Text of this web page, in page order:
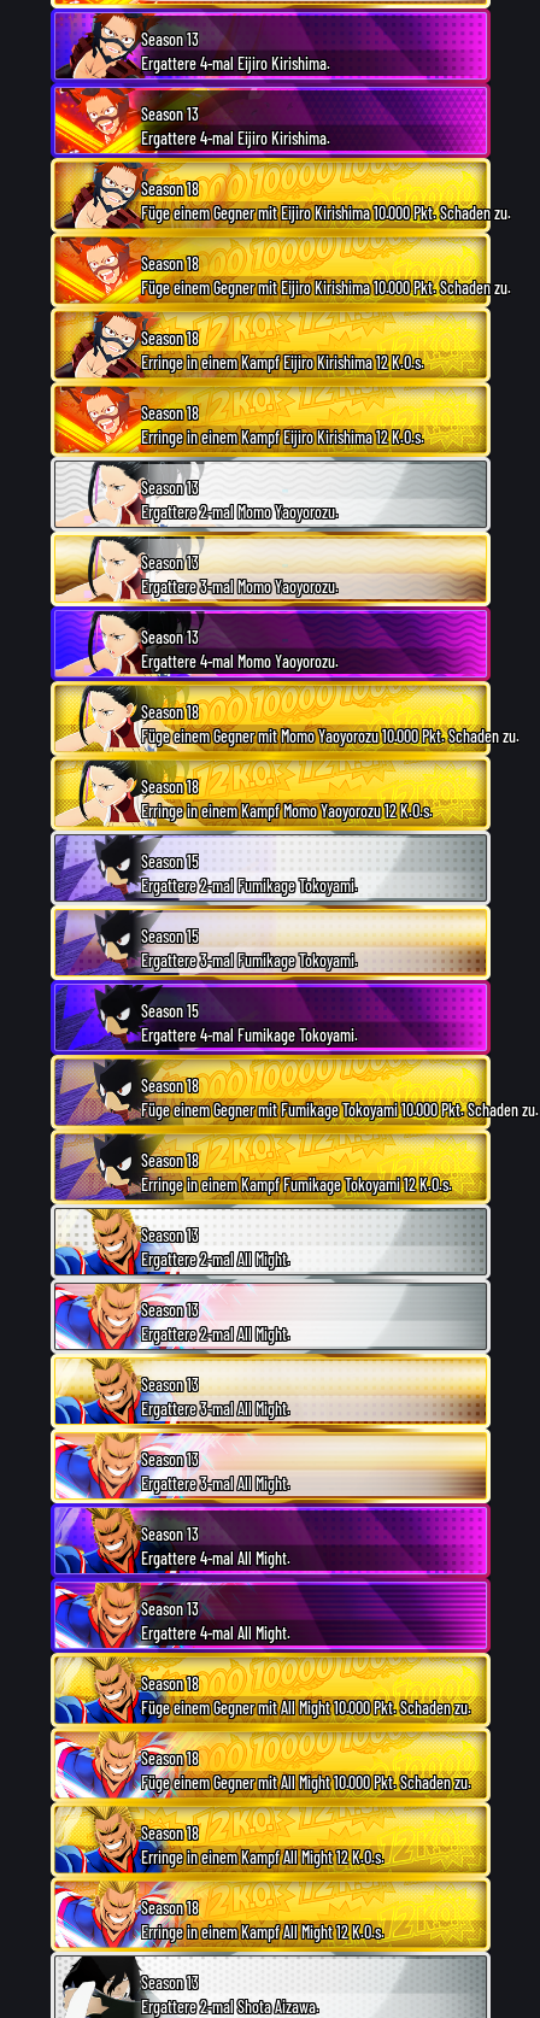
Season 13
Ergattere 4-mal Eijiro Kirishima.
Season 13
Ergattere 4-mal Eijiro Kirishima.
Season 18
Füge einem Gegner mit Eijiro Kirishima 10.000 Pkt. Schaden zu.
Season 18
Füge einem Gegner mit Eijiro Kirishima 10.000 Pkt. Schaden zu.
Season 18
Erringe in einem Kampf Eijiro Kirishima 12 K.O.s.
Season 18
Erringe in einem Kampf Eijiro Kirishima 12 K.O.s.
Season 13
Ergattere 2-mal Momo Yaoyorozu.
Season 13
Ergattere 3-mal Momo Yaoyorozu.
Season 13
Ergattere 4-mal Momo Yaoyorozu.
Season 18
Füge einem Gegner mit Momo Yaoyorozu 10.000 Pkt. Schaden zu.
Season 18
Erringe in einem Kampf Momo Yaoyorozu 12 K.O.s.
Season 15
Ergattere 2-mal Fumikage Tokoyami.
Season 15
Ergattere 3-mal Fumikage Tokoyami.
Season 15
Ergattere 4-mal Fumikage Tokoyami.
Season 18
Füge einem Gegner mit Fumikage Tokoyami 10.000 Pkt. Schaden zu.
Season 18
Erringe in einem Kampf Fumikage Tokoyami 12 K.O.s.
Season 13
Ergattere 2-mal All Might.
Season 13
Ergattere 2-mal All Might.
Season 13
Ergattere 3-mal All Might.
Season 13
Ergattere 3-mal All Might.
Season 13
Ergattere 4-mal All Might.
Season 13
Ergattere 4-mal All Might.
Season 18
Füge einem Gegner mit All Might 10.000 Pkt. Schaden zu.
Season 18
Füge einem Gegner mit All Might 10.000 Pkt. Schaden zu.
Season 18
Erringe in einem Kampf All Might 12 K.O.s.
Season 18
Erringe in einem Kampf All Might 12 K.O.s.
Season 13
Ergattere 2-mal Shota Aizawa.